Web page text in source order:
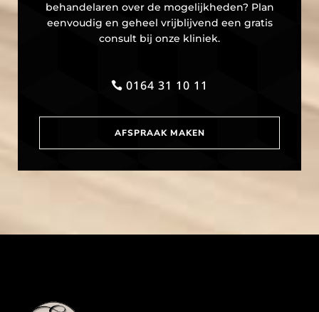
behandelaren over de mogelijkheden? Plan
eenvoudig en geheel vrijblijvend een gratis
consult bij onze kliniek.
0164 31 10 11
AFSPRAAK MAKEN